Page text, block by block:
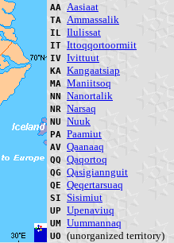
AA Aasiaat
TA Ammassalik
IL Ilulissat
IT Ittoqqortoormiit
IV Ivittuut
KA Kangaatsiap
MA Maniitsoq
NN Nanortalik
NR Narsaq
NU Nuuk
PA Paamiut
AV Qaanaaq
QQ Qaqortoq
QG Qasigiannguit
QE Qeqertarsuaq
SI Sisimiut
UP Upenaviuq
UM Uummannaq
UO (unorganized territory)